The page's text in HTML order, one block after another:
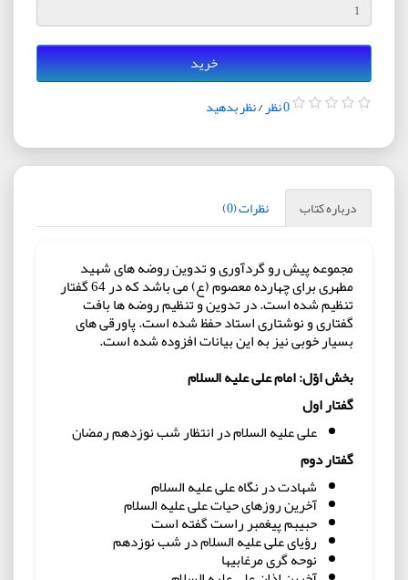
خرید
0 نظر /نظر بدهید
درباره کتاب نظرات (0)
مجموعه پیش رو گردآوری و تدوین روضه های شهید
مطهری برای چهارده معصوم (ع) می باشد که در 64 گفتار
تنظیم شده است. در تدوین و تنظیم روضه ها بافت
گفتاری و نوشتاری استاد حفظ شده است. پاورقی های
بسیار خوبی نیز به این بیانات افزوده شده است.
بخش اوّل: امام علی علیه السلام
گفتار اول
علی علیه السلام در انتظار شب نوزدهم رمضان
گفتار دوم
شهادت در نگاه علی علیه السلام
آخرین روزهای حیات علی علیه السلام
حبیبم پیغمبر راست گفته است
رؤیای علی علیه السلام در شب نوزدهم
نوحه گری مرغابیها